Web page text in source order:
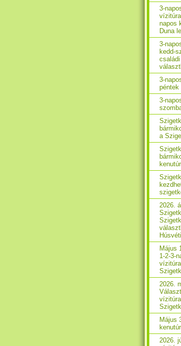
3-
napos
Duna
3-
kedd-
3-
3-
a
2026.
Május
1-2-3-
2026.
Május
2026.